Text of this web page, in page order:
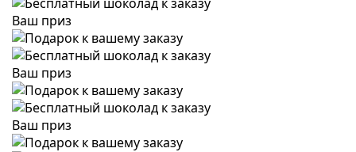
Ваш приз
Ваш приз
Ваш приз